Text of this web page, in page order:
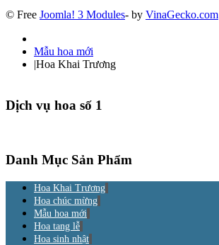
© Free Joomla! 3 Modules- by VinaGecko.com
Mẫu hoa mới
|Hoa Khai Trương
Dịch vụ hoa số 1
Danh Mục Sản Phẩm
Hoa Khai Trương
Hoa chúc mừng
Mẫu hoa mới
Hoa tang lễ
Hoa sinh nhật